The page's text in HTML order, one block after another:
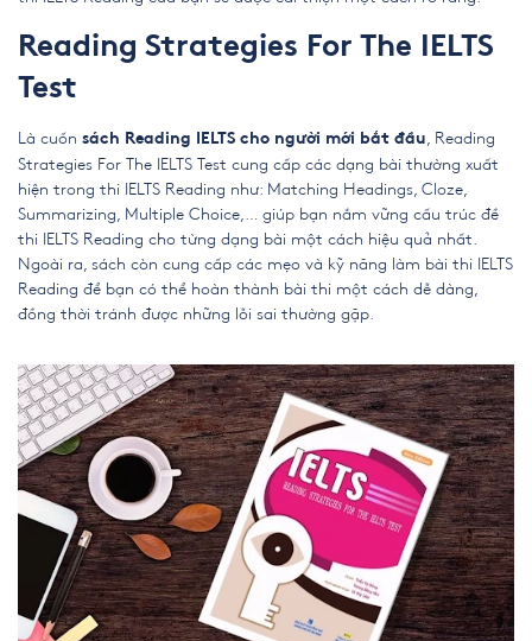
Reading Strategies For The IELTS
Test
Là cuốn sách Reading IELTS cho người mới bắt đầu
Reading
Strategies For The IELTS Test cung cấp các dạng bài thường xuất
hiện trong thi IELTS Reading như: Matching Headings, Cloze,
Summarizing, Multiple Choice,… giúp bạn nắm vững cấu trúc đề
thi IELTS Reading cho từng dạng bài một cách hiệu quả nhất.
Ngoài ra, sách còn cung cấp các mẹo và kỹ năng làm bài thi IELTS
Reading để bạn có thể hoàn thành bài thi một cách dễ dàng,
đồng thời tránh được những lỗi sai thường gặp.